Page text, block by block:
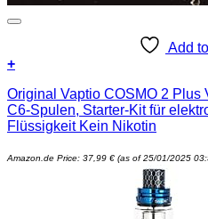
Add
+
Original Vaptio COSMO 2 Plus
C6-Spulen, Starter-Kit für
Flüssigkeit Kein Nikotin
Amazon.de Price: 37,99 € (as of 25/01/2025